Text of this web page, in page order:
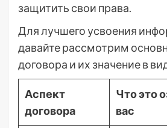
защитить свои права.
Для лучшего усвоения
давайте рассмотрим
договора и их значение в
Аспект
договора
Что это
вас